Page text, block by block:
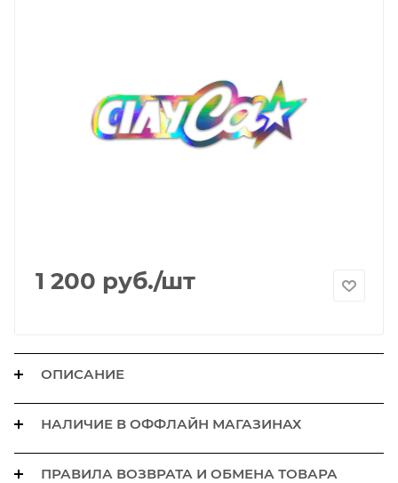
1 200 руб./шт
ОПИСАНИЕ
НАЛИЧИЕ В ОФФЛАЙН МАГАЗИНАХ
ПРАВИЛА ВОЗВРАТА И ОБМЕНА ТОВАРА